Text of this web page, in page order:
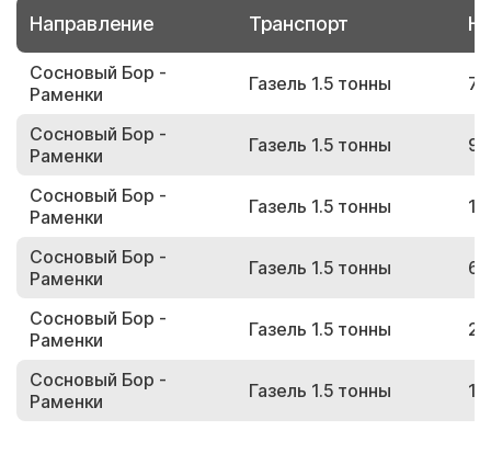
Направление Транспорт
Сосновый Бор -
Раменки
Газель 1.5 тонны
Сосновый Бор -
Раменки
Газель 1.5 тонны
Сосновый Бор -
Раменки
Газель 1.5 тонны
Сосновый Бор -
Раменки
Газель 1.5 тонны
Сосновый Бор -
Раменки
Газель 1.5 тонны
Сосновый Бор -
Раменки
Газель 1.5 тонны